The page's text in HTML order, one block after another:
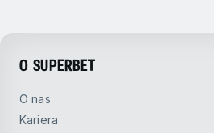
O SUPERBET
O nas
Kariera